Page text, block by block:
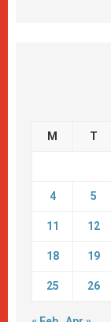
M T
4 5
11 12
18 19
25 26